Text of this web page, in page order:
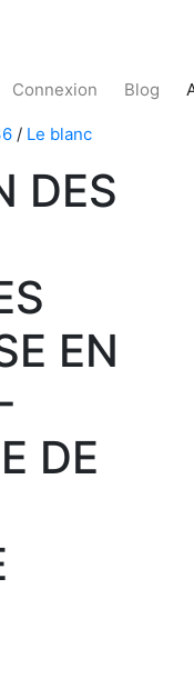
Connexion Blog
/ Le blanc
DES
EN
DE